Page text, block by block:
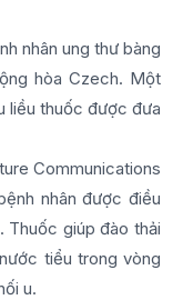
nhân ung thư bàng
hòa Czech. Một
liều thuốc được đưa
Communications
nhân được điều
Thuốc giúp đào thải
tiểu trong vòng
u.